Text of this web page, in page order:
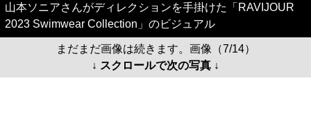
山本ソニアさんがディレクションを手掛けた「RAVIJOUR
2023 Swimwear Collection」のビジュアル
まだまだ画像は続きます。画像（7/14）
↓ スクロールで次の写真 ↓